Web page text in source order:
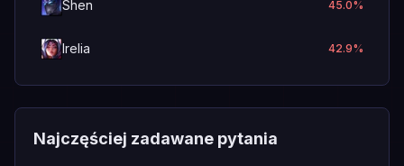
Shen 45.0%
Irelia 42.9%
Najczęściej zadawane pytania